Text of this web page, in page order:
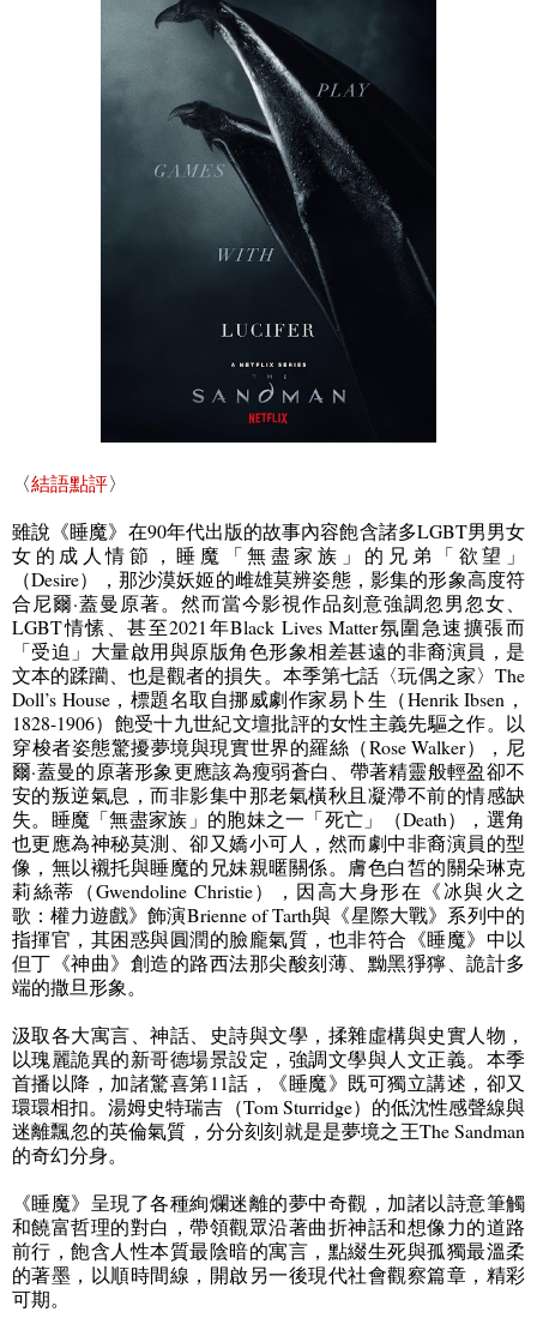
〈結語點評〉
雖說《睡魔》在90年代出版的故事內容飽含諸多LGBT男男女
女的成人情節，睡魔「無盡家族」的兄弟「欲望」
（Desire），那沙漠妖姬的雌雄莫辨姿態，影集的形象高度符
合尼爾·蓋曼原著。然而當今影視作品刻意強調忽男忽女、
LGBT情愫、甚至2021 年Black Lives Matter氛圍急速擴張而
「受迫」大量啟用與原版角色形象相差甚遠的非裔演員，是
文本的蹂躪、也是觀者的損失。本季第七話〈玩偶之家〉 The
Doll’s House，標題名取自挪威劇作家易卜生（Henrik Ibsen ，
1828-1906）飽受十九世紀文壇批評的女性主義先驅之作。 以
穿梭者姿態驚擾夢境與現實世界的羅絲（Rose Walker），尼
爾·蓋曼的原著形象更應該為瘦弱蒼白、帶著精靈般輕盈卻不
安的叛逆氣息，而非影集中那老氣橫秋且凝滯不前的情感缺
失。睡魔「無盡家族」的胞妹之一「死亡」（Death），選角
也更應為神秘莫測、卻又嬌小可人，然而劇中非裔演員的型
像，無以襯托與睡魔的兄妹親暱關係。膚色白皙的關朵琳克
莉絲蒂（Gwendoline Christie），因高大身形在《冰與火之
歌：權力遊戲》飾演Brienne of Tarth與《星際大戰》系列中的
指揮官，其困惑與圓潤的臉龐氣質，也非符合《睡魔》中以
但丁《神曲》創造的路西法那尖酸刻薄、黝黑猙獰、詭計多
端的撒旦形象。
汲取各大寓言、神話、史詩與文學，揉雜虛構與史實人物，
以瑰麗詭異的新哥德場景設定，強調文學與人文正義。本季
首播以降，加諸驚喜第11話，《睡魔》既可獨立講述，卻又
環環相扣。湯姆史特瑞吉（Tom Sturridge）的低沈性感聲線與
迷離飄忽的英倫氣質，分分刻刻就是是夢境之王The Sandman
的奇幻分身。
《睡魔》呈現了各種絢爛迷離的夢中奇觀，加諸以詩意筆觸
和饒富哲理的對白，帶領觀眾沿著曲折神話和想像力的道路
前行，飽含人性本質最陰暗的寓言，點綴生死與孤獨最溫柔
的著墨，以順時間線，開啟另一後現代社會觀察篇章，精彩
可期。